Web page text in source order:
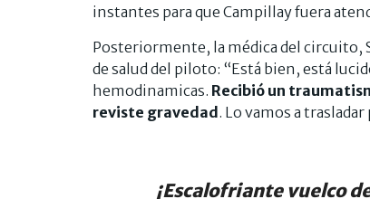
instantes para que Campillay fuera
Posteriormente, la médica del circuito,
de salud del piloto: “Está bien, está
hemodinamicas. Recibió un
reviste gravedad. Lo vamos a
¡Escalofriante vuelco